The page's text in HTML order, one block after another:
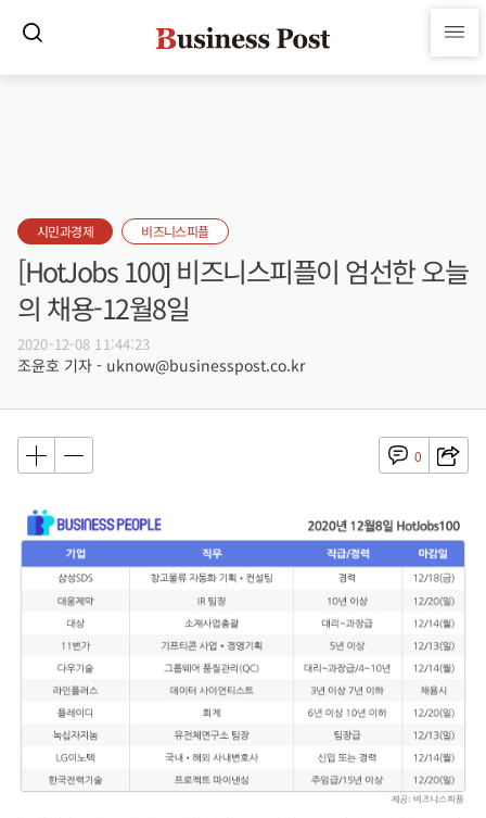
시민과경제 비즈니스피플
[HotJobs 100] 비즈니스피플이 엄선한 오늘
의 채용-12월8일
2020-12-08 11:44:23
조윤호 기자 - uknow@businesspost.co.kr
0